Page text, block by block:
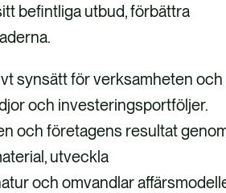
befintliga utbud, förbättra
synsätt för verksamheten och
och investeringsportföljer.
och företagens resultat
utveckla
och omvandlar